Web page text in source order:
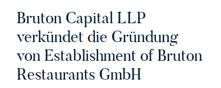
Bruton Capital LLP
verkündet die Gründung
von Establishment of Bruton
Restaurants GmbH